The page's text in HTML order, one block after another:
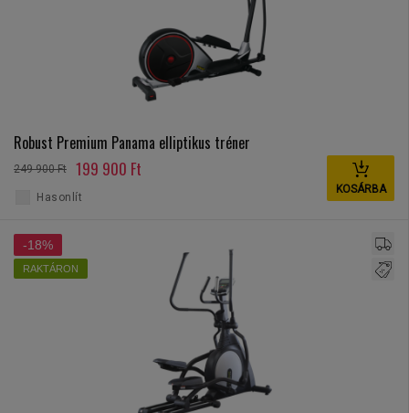
Robust Premium Panama elliptikus tréner
249 900 Ft 199 900 Ft
KOSÁRBA
Hasonlít
-18%
RAKTÁRON